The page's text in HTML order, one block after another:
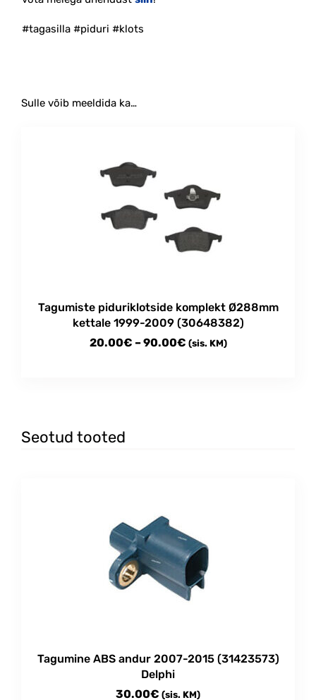
#tagasilla #piduri #klots
Sulle võib meeldida ka…
Tagumiste piduriklotside komplekt Ø288mm
kettale 1999-2009 (30648382)
20.00€ –90.00€Price
(sis. KM)
variants.
Seotud tooted
Tagumine ABS andur 2007-2015 (31423573)
Delphi
30.00€ (sis. KM)